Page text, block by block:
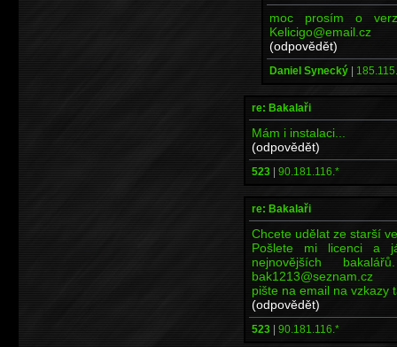
moc prosím o
Kelicigo@email.cz
(odpovědět)
Daniel Synecký |
re: Bakalaři
Mám i instalaci...
(odpovědět)
523 | 90.181.116.*
re: Bakalaři
Chcete udělat ze starší
Pošlete mi licenci a
nejnovějších
bak1213@seznam.cz
pište na email na vzkazy
(odpovědět)
523 | 90.181.116.*